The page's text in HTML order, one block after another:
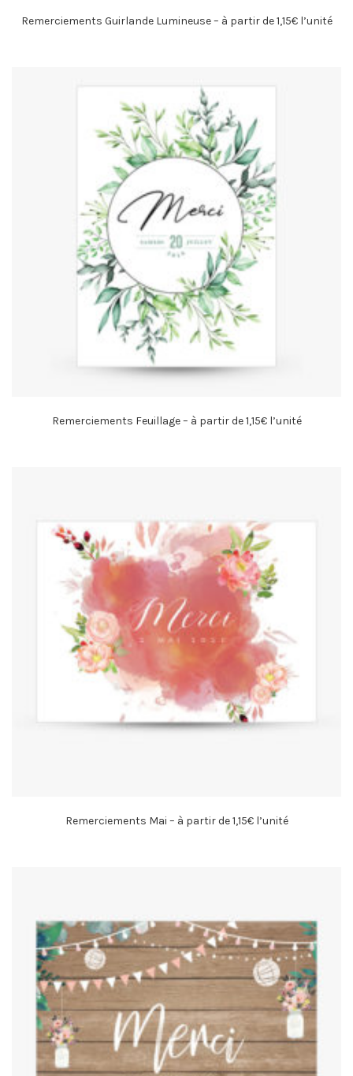
Remerciements Guirlande Lumineuse – à partir de 1,15€ l’unité
Remerciements Feuillage – à partir de 1,15€ l’unité
Remerciements Mai – à partir de 1,15€ l’unité